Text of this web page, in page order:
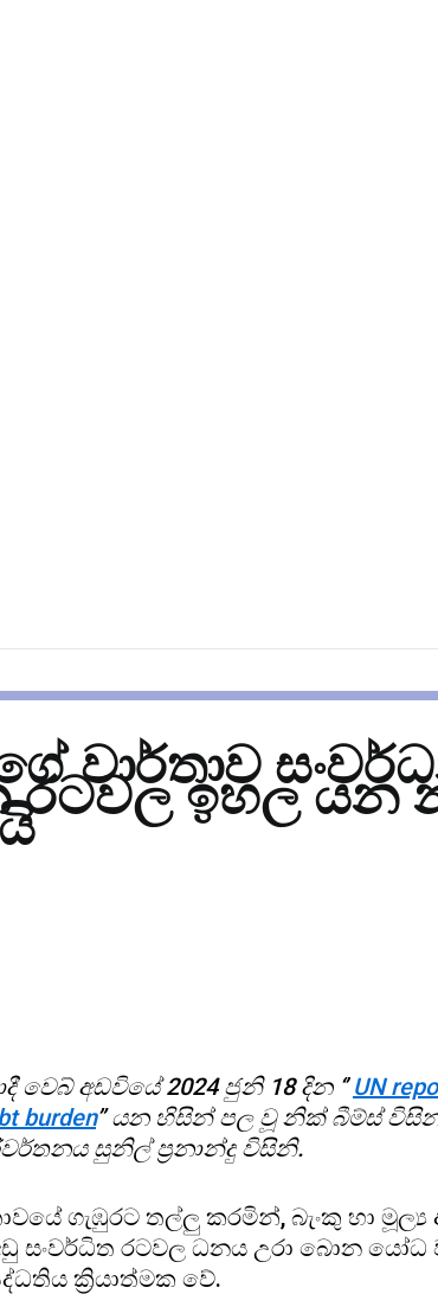
වාර්තාව
රටවල ඉහල යන
අඩවියේ 2024 ජුනි 18 දින ‘’UN
burden” යන හිසින් පල වූ නික් බීම්ස්
සුනිල් ප්‍රනාන්දු විසිනි.
ගැඹුරට තල්ලු කරමින්, බැංකු හා
සංවර්ධිත රටවල ධනය උරා බොන යෝධ
ක්‍රියාත්මක වේ.